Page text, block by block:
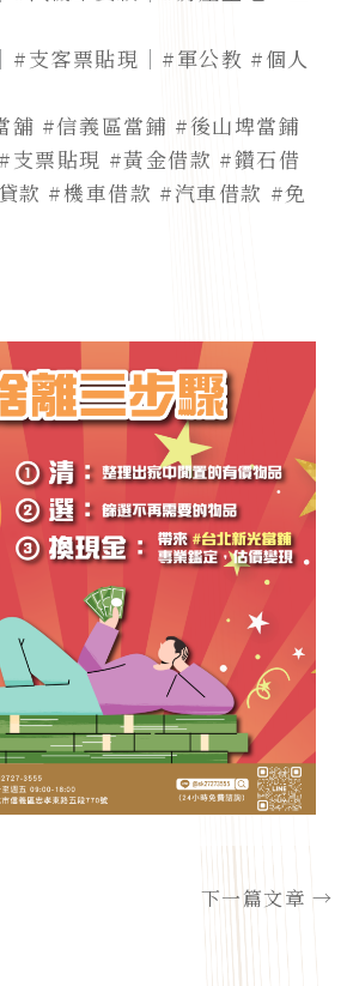
｜ #支客票貼現 ｜ #軍公教 #個人
舖 #信義區當鋪 #後山埤當鋪
#支票貼現 #黃金借款 #鑽石借
款 #機車借款 #汽車借款 #免
下一篇文章→